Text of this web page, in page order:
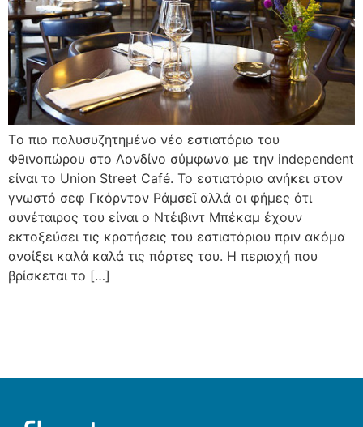
Tο πιο πολυσυζητημένο νέο εστιατόριο του
Φθινοπώρου στο Λονδίνο σύμφωνα με την independent
είναι το Union Street Café. Το εστιατόριο ανήκει στον
γνωστό σεφ Γκόρντον Ράμσεϊ αλλά οι φήμες ότι
συνέταιρος του είναι ο Ντέιβιντ Μπέκαμ έχουν
εκτοξεύσει τις κρατήσεις του εστιατόριου πριν ακόμα
ανοίξει καλά καλά τις πόρτες του. Η περιοχή που
βρίσκεται το […]